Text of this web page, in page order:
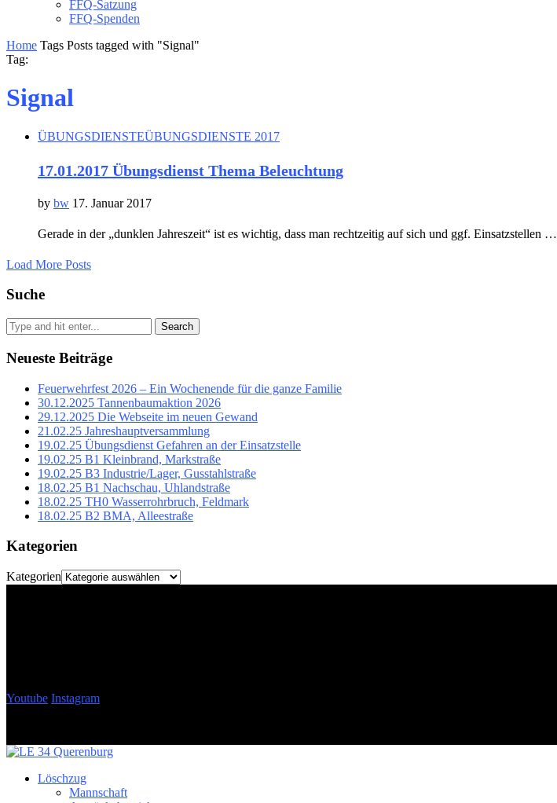
FFQ-Satzung
FFQ-Spenden
Home Tags Posts tagged with "Signal"
Tag:
Signal
ÜBUNGSDIENSTEÜBUNGSDIENSTE 2017
17.01.2017 Übungsdienst Thema Beleuchtung
by bw 17. Januar 2017
Gerade in der „dunklen Jahreszeit“ ist es wichtig, dass man rechtzeitig auf sich und ggf. Einsatzstellen …
Load More Posts
Suche
Search
Neueste Beiträge
Feuerwehrfest 2026 – Ein Wochenende für die ganze Familie
30.12.2025 Tannenbaumaktion 2026
29.12.2025 Die Webseite im neuen Gewand
21.02.25 Jahreshauptversammlung
19.02.25 Übungsdienst Gefahren an der Einsatzstelle
19.02.25 B1 Kleinbrand, Markstraße
19.02.25 B3 Industrie/Lager, Gusstahlstraße
18.02.25 B1 Nachschau, Uhlandstraße
18.02.25 TH0 Wasserrohrbruch, Feldmark
18.02.25 B2 BMA, Alleestraße
Kategorien
Kategorien
Youtube Instagram
Löschzug
Mannschaft